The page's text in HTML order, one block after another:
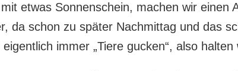
etwas Sonnenschein, machen wir
da schon zu später Nachmittag und das
eigentlich immer „Tiere gucken“, also